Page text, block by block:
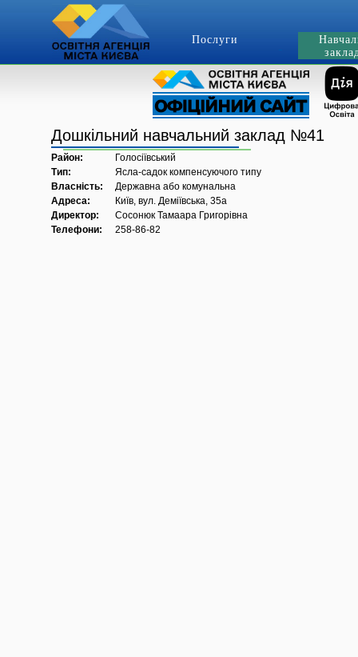
Послуги
Дошкільний навчальний заклад №41
Район:
Голосіївський
Тип:
Ясла-садок компенсуючого типу
Власність:
Державна або комунальна
Адреса:
Київ, вул. Деміївська, 35а
Директор:
Сосонюк Тамаара Григорівна
Телефони:
258-86-82